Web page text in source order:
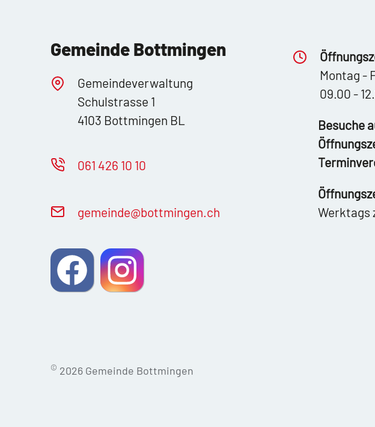
Gemeinde Bottmingen
Gemeindeverwaltung
Schulstrasse 1
4103 Bottmingen BL
061 426 10 10
g m nd b ttm ng n ch
Montag -
09.00 -
Besuche
Werktags
© 2026 Gemeinde Bottmingen